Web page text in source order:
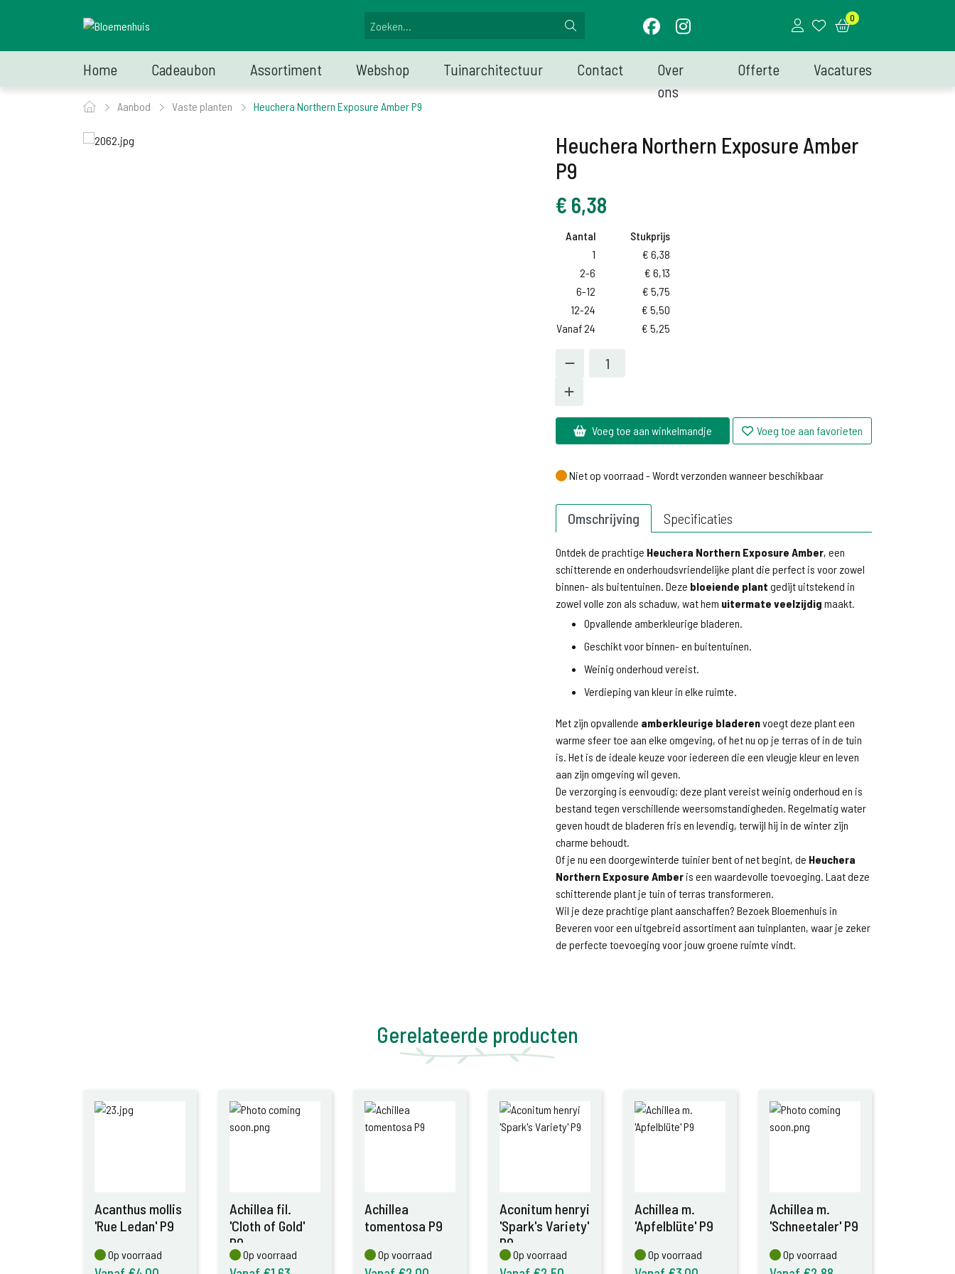
0
Home Cadeaubon Assortiment Webshop Tuinarchitectuur Contact
Over
ons
Offerte Vacatures
Aanbod Vaste planten Heuchera Northern Exposure Amber P9
Heuchera Northern Exposure Amber
P9
€ 6,38
Aantal
Stukprijs
1
€ 6,38
2-6
€ 6,13
6-12
€ 5,75
12-24
€ 5,50
Vanaf 24
€ 5,25
Voeg toe aan winkelmandje Voeg toe aan favorieten
Niet op voorraad - Wordt verzonden wanneer beschikbaar
Niet op voorraad - Wordt verzonden wanneer beschikbaar
Omschrijving Specificaties
Ontdek de prachtige Heuchera Northern Exposure Amber, een
schitterende en onderhoudsvriendelijke plant die perfect is voor zowel
binnen- als buitentuinen. Deze bloeiende plant gedijt uitstekend in
zowel volle zon als schaduw, wat hem uitermate veelzijdig maakt.
Opvallende amberkleurige bladeren.
Geschikt voor binnen- en buitentuinen.
Weinig onderhoud vereist.
Verdieping van kleur in elke ruimte.
Met zijn opvallende amberkleurige bladerenvoegt deze plant een
warme sfeer toe aan elke omgeving, of het nu op je terras of in de tuin
is. Het is de ideale keuze voor iedereen die een vleugje kleur en leven
aan zijn omgeving wil geven.
De verzorging is eenvoudig; deze plant vereist weinig onderhoud en is
bestand tegen verschillende weersomstandigheden. Regelmatig water
geven houdt de bladeren fris en levendig, terwijl hij in de winter zijn
charme behoudt.
Of je nu een doorgewinterde tuinier bent of net begint, de Heuchera
Northern Exposure Amber is een waardevolle toevoeging. Laat deze
schitterende plant je tuin of terras transformeren.
Wil je deze prachtige plant aanschaffen? Bezoek Bloemenhuis in
Beveren voor een uitgebreid assortiment aan tuinplanten, waar je zeker
de perfecte toevoeging voor jouw groene ruimte vindt.
Gerelateerde producten
Acanthus mollis
'Rue Ledan' P9
Op voorraad
Op voorraad
Achillea fil.
'Cloth of Gold'
P9
Op voorraad
Op voorraad
Achillea
tomentosa P9
Op voorraad
Op voorraad
Aconitum henryi
'Spark's Variety'
P9
Op voorraad
Op voorraad
Achillea m.
'Apfelblüte' P9
Op voorraad
Op voorraad
Achillea m.
'Schneetaler' P9
Op voorraad
Op voorraad